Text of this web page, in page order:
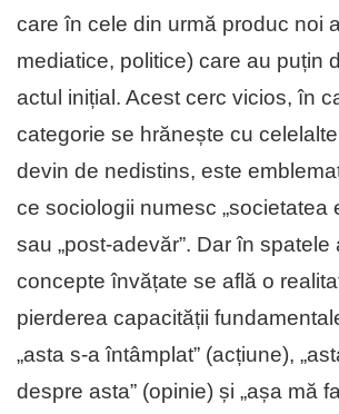
care în cele din urmă produc noi
mediatice, politice) care au puțin
actul inițial. Acest cerc vicios, în
categorie se hrănește cu
devin de nedistins, este
ce sociologii numesc „societatea
sau „post-adevăr”. Dar în spatele
concepte învățate se află o
pierderea capacității
„asta s-a întâmplat” (acțiune),
despre asta” (opinie) și „așa mă